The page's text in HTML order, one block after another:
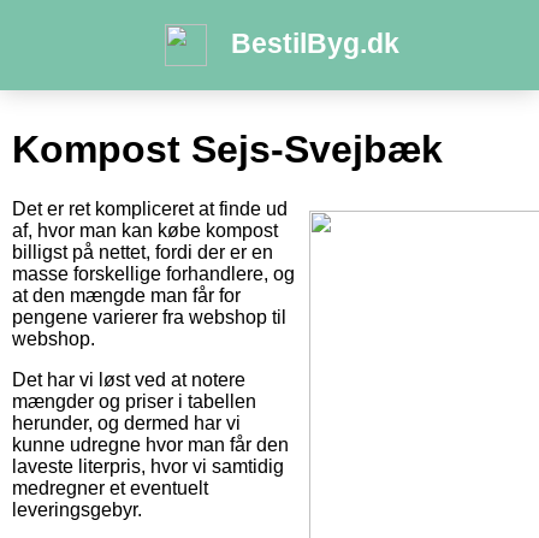
BestilByg.dk
Kompost Sejs-Svejbæk
Det er ret kompliceret at finde ud
af, hvor man kan købe kompost
billigst på nettet, fordi der er en
masse forskellige forhandlere, og
at den mængde man får for
pengene varierer fra webshop til
webshop.
Det har vi løst ved at notere
mængder og priser i tabellen
herunder, og dermed har vi
kunne udregne hvor man får den
laveste literpris, hvor vi samtidig
medregner et eventuelt
leveringsgebyr.